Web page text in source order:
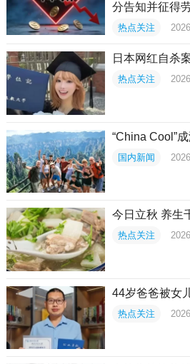
分告知并征得
热点关注
日本网红自杀
热点关注
“China Cool”
国内新闻
今日立秋 养生
热点关注
44岁爸爸被女
热点关注